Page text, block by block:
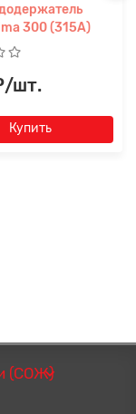
300 (315А)
шт.
Купить
(СОЖ)